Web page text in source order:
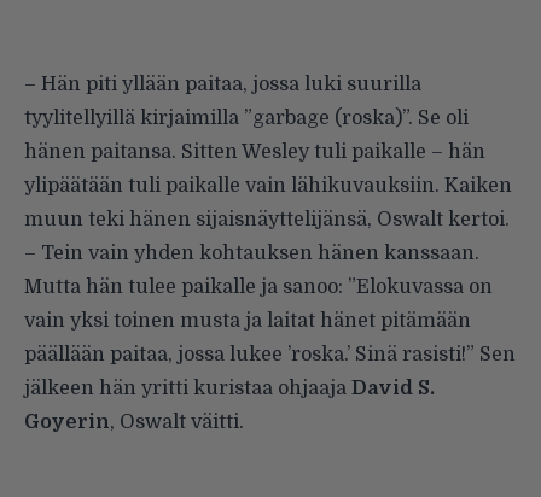
– Hän piti yllään paitaa, jossa luki suurilla
tyylitellyillä kirjaimilla ”garbage (roska)”. Se oli
hänen paitansa. Sitten Wesley tuli paikalle – hän
ylipäätään tuli paikalle vain lähikuvauksiin. Kaiken
muun teki hänen sijaisnäyttelijänsä, Oswalt kertoi.
– Tein vain yhden kohtauksen hänen kanssaan.
Mutta hän tulee paikalle ja sanoo: ”Elokuvassa on
vain yksi toinen musta ja laitat hänet pitämään
päällään paitaa, jossa lukee ’roska.’ Sinä rasisti!” Sen
jälkeen hän yritti kuristaa ohjaaja David S.
Goyerin, Oswalt väitti.